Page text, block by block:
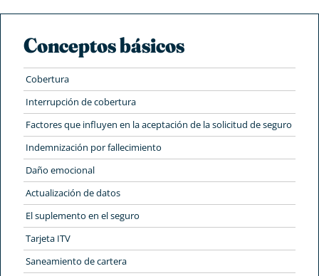
Conceptos básicos
Cobertura
Interrupción de cobertura
Factores que influyen en la aceptación de la solicitud de seguro
Indemnización por fallecimiento
Daño emocional
Actualización de datos
El suplemento en el seguro
Tarjeta ITV
Saneamiento de cartera